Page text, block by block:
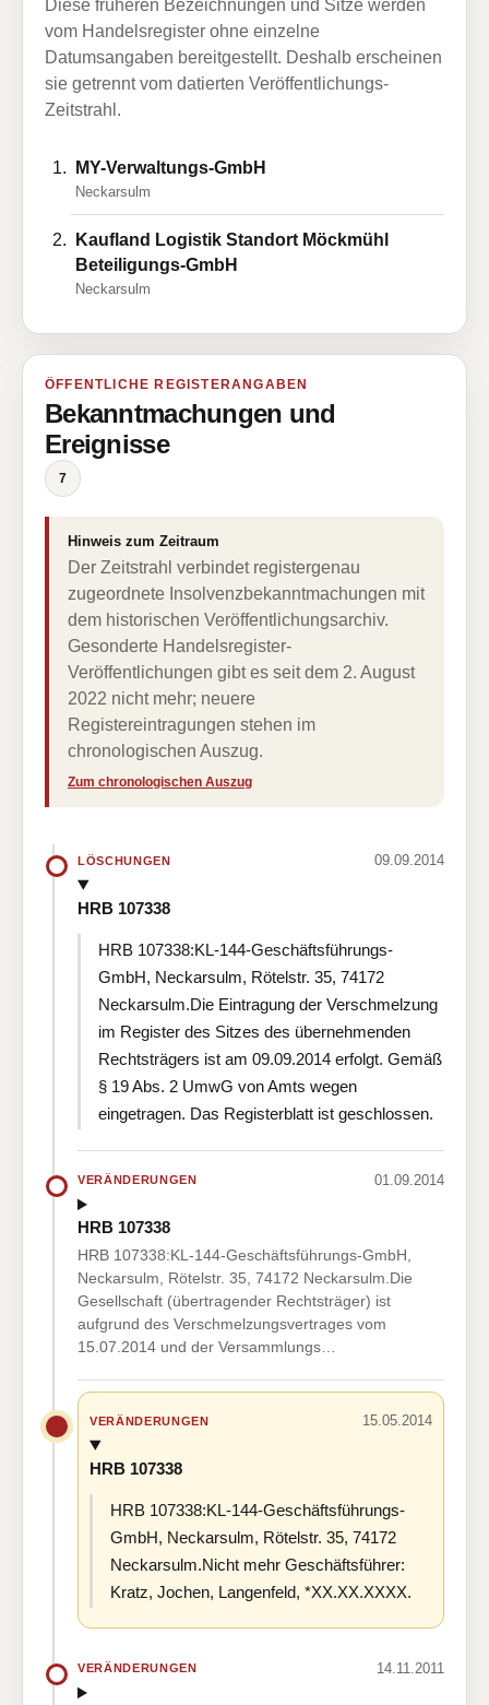
Diese früheren Bezeichnungen und Sitze werden
vom Handelsregister ohne einzelne
Datumsangaben bereitgestellt. Deshalb erscheinen
sie getrennt vom datierten Veröffentlichungs-
Zeitstrahl.
MY-Verwaltungs-GmbH
Neckarsulm
Kaufland Logistik Standort Möckmühl
Beteiligungs-GmbH
Neckarsulm
ÖFFENTLICHE REGISTERANGABEN
Bekanntmachungen und
Ereignisse
7
Hinweis zum Zeitraum
Der Zeitstrahl verbindet registergenau
zugeordnete Insolvenzbekanntmachungen mit
dem historischen Veröffentlichungsarchiv.
Gesonderte Handelsregister-
Veröffentlichungen gibt es seit dem 2. August
2022 nicht mehr; neuere
Registereintragungen stehen im
chronologischen Auszug.
Zum chronologischen Auszug
LÖSCHUNGEN 09.09.2014
HRB 107338
HRB 107338:KL-144-Geschäftsführungs-
GmbH, Neckarsulm, Rötelstr. 35, 74172
Neckarsulm.Die Eintragung der Verschmelzung
im Register des Sitzes des übernehmenden
Rechtsträgers ist am 09.09.2014 erfolgt. Gemäß
§ 19 Abs. 2 UmwG von Amts wegen
eingetragen. Das Registerblatt ist geschlossen.
VERÄNDERUNGEN 01.09.2014
HRB 107338
HRB 107338:KL-144-Geschäftsführungs-GmbH,
Neckarsulm, Rötelstr. 35, 74172 Neckarsulm.Die
Gesellschaft (übertragender Rechtsträger) ist
aufgrund des Verschmelzungsvertrages vom
15.07.2014 und der Versammlungs…
VERÄNDERUNGEN 15.05.2014
HRB 107338
HRB 107338:KL-144-Geschäftsführungs-
GmbH, Neckarsulm, Rötelstr. 35, 74172
Neckarsulm.Nicht mehr Geschäftsführer:
Kratz, Jochen, Langenfeld, *XX.XX.XXXX.
VERÄNDERUNGEN 14.11.2011